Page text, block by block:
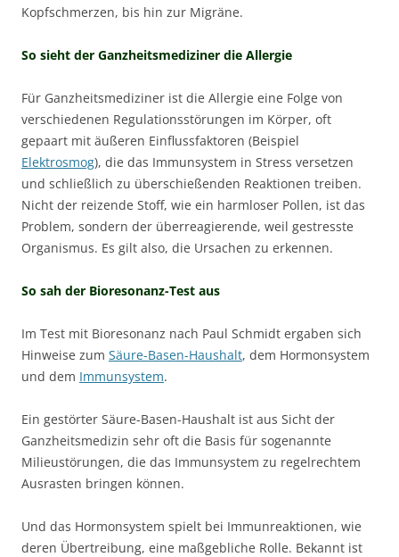
Kopfschmerzen, bis hin zur Migräne.
So sieht der Ganzheitsmediziner die Allergie
Für Ganzheitsmediziner ist die Allergie eine Folge von
verschiedenen Regulationsstörungen im Körper, oft
gepaart mit äußeren Einflussfaktoren (Beispiel
Elektrosmog), die das Immunsystem in Stress versetzen
und schließlich zu überschießenden Reaktionen treiben.
Nicht der reizende Stoff, wie ein harmloser Pollen, ist das
Problem, sondern der überreagierende, weil gestresste
Organismus. Es gilt also, die Ursachen zu erkennen.
So sah der Bioresonanz-Test aus
Im Test mit Bioresonanz nach Paul Schmidt ergaben sich
Hinweise zum Säure-Basen-Haushalt, dem Hormonsystem
und dem Immunsystem.
Ein gestörter Säure-Basen-Haushalt ist aus Sicht der
Ganzheitsmedizin sehr oft die Basis für sogenannte
Milieustörungen, die das Immunsystem zu regelrechtem
Ausrasten bringen können.
Und das Hormonsystem spielt bei Immunreaktionen, wie
deren Übertreibung, eine maßgebliche Rolle. Bekannt ist